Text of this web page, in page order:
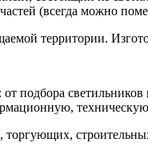
(всегда можно
территории.
подбора светильников
торгующих,